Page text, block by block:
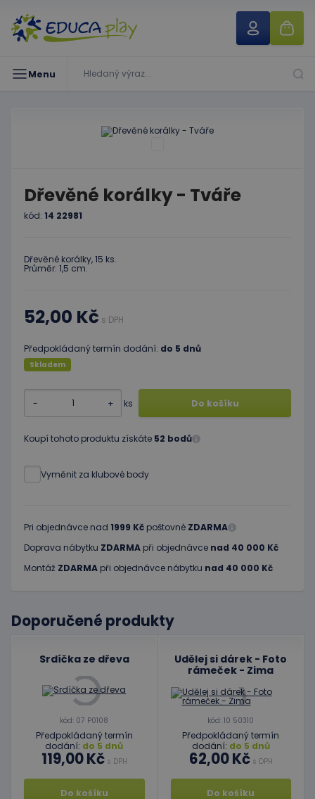
Menu
Dřevěné korálky - Tváře
kód: 14 22981
Dřevěné korálky, 15 ks.
Průměr: 1,5 cm.
52,00 Kč s DPH
Předpokládaný termín dodání: do 5 dnů
Skladem
- + ks Do košíku
Koupí tohoto produktu získáte 52 bodů
Vyměnit za klubové body
Pri objednávce nad 1999 Kč poštovné ZDARMA
Doprava nábytku ZDARMA při objednávce nad 40 000 Kč
Montáž ZDARMA při objednávce nábytku nad 40 000 Kč
Doporučené produkty
Srdíčka ze dřeva
kód: 07 P0108
Předpokládaný termín
dodání: do 5 dnů
119,00 Kčs DPH
Do košíku
Udělej si dárek - Foto
rámeček - Zima
kód: 10 50310
Předpokládaný termín
dodání: do 5 dnů
62,00 Kčs DPH
Do košíku